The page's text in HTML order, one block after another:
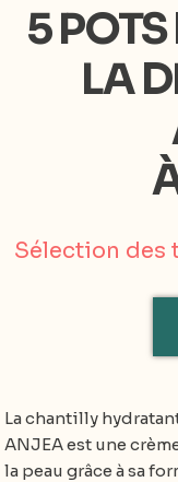
5
LA
Sélection des
La chantilly
ANJEA est une
la peau grâce à sa